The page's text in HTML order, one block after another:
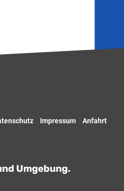
Impressum Anfahrt
Umgebung.